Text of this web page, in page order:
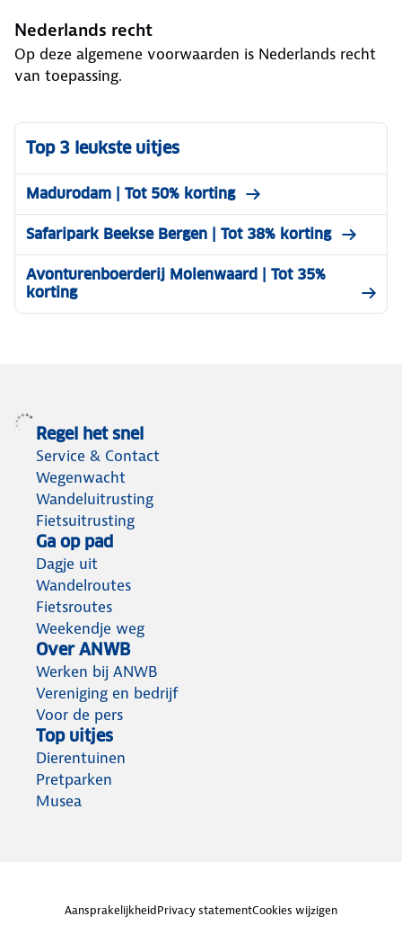
Nederlands recht
Op deze algemene voorwaarden is Nederlands recht
van toepassing.
Top 3 leukste uitjes
Madurodam | Tot 50% korting
Safaripark Beekse Bergen | Tot 38% korting
Avonturenboerderij Molenwaard | Tot 35%
korting
Regel het snel
Service & Contact
Wegenwacht
Wandeluitrusting
Fietsuitrusting
Ga op pad
Dagje uit
Wandelroutes
Fietsroutes
Weekendje weg
Over ANWB
Werken bij ANWB
Vereniging en bedrijf
Voor de pers
Top uitjes
Dierentuinen
Pretparken
Musea
AansprakelijkheidPrivacy statementCookies wijzigen